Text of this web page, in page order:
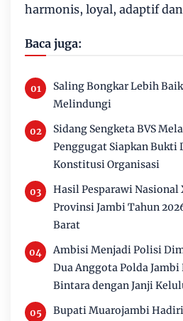
harmonis, loyal, adaptif
Baca juga:
Saling Bongkar Lebih
Melindungi
Sidang Sengketa BVS
Penggugat Siapkan Bukti
Konstitusi Organisasi
Hasil Pesparawi Nasional
Provinsi Jambi Tahun
Barat
Ambisi Menjadi Polisi
Dua Anggota Polda
Bintara dengan Janji
Bupati Muarojambi Hadiri